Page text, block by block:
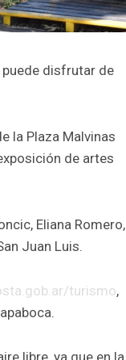
puede disfrutar de
la Plaza Malvinas
de artes
Eliana Romero,
Juan Luis.
turismo,